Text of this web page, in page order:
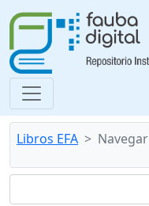
Libros EFA Navegar